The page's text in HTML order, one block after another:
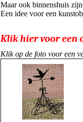
Maar ook binnenshuis
Een idee voor een
Klik hier voor een
Klik op de foto voor een